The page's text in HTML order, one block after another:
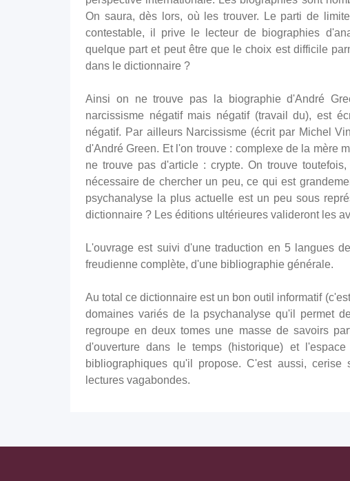
On saura, dès lors, où les trouver. Le parti de
contestable, il prive le lecteur de biographies
quelque part et peut être que le choix est difficile
dans le dictionnaire ?
Ainsi on ne trouve pas la biographie d'André
narcissisme négatif mais négatif (travail du), est
négatif. Par ailleurs Narcissisme (écrit par Michel
d'André Green. Et l'on trouve : complexe de la mère
ne trouve pas d'article : crypte. On trouve
nécessaire de chercher un peu, ce qui est
psychanalyse la plus actuelle est un peu sous
dictionnaire ? Les éditions ultérieures valideront les
L'ouvrage est suivi d'une traduction en 5 langues
freudienne complète, d'une bibliographie générale.
Au total ce dictionnaire est un bon outil informatif
domaines variés de la psychanalyse qu'il permet
regroupe en deux tomes une masse de savoirs
d'ouverture dans le temps (historique) et
bibliographiques qu'il propose. C'est aussi,
lectures vagabondes.